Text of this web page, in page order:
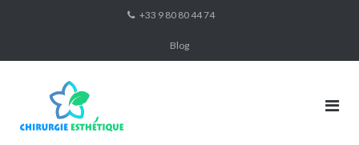
+33 9 80 80 44 74
Blog